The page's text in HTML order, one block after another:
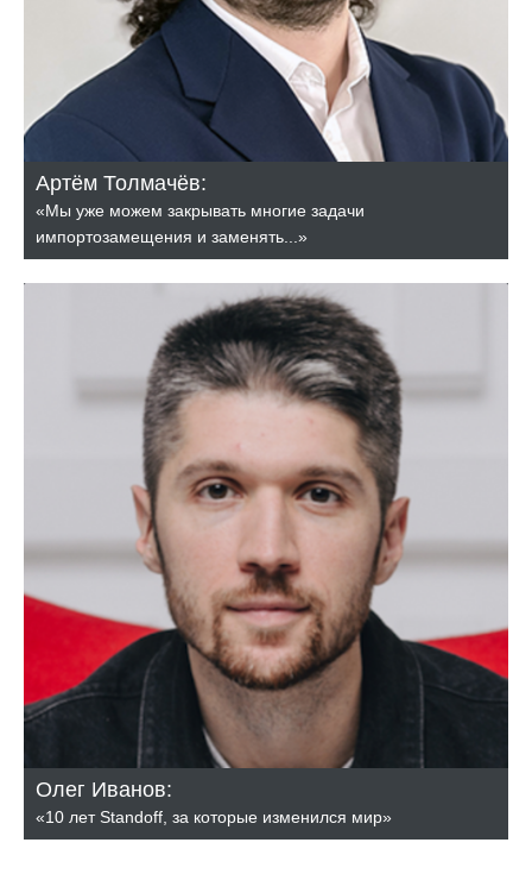
Артём Толмачёв:
«Мы уже можем закрывать многие задачи
импортозамещения и заменять...»
Олег Иванов:
«10 лет Standoff, за которые изменился мир»